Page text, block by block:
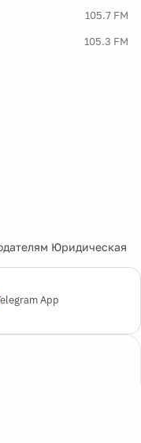
105.7 FM
105.3 FM
Юридическая
App